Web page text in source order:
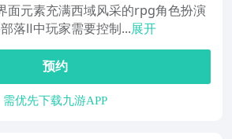
面元素充满西域风采的rpg角色扮演
落Ⅱ中玩家需要控制...展开
预约
需优先下载九游APP